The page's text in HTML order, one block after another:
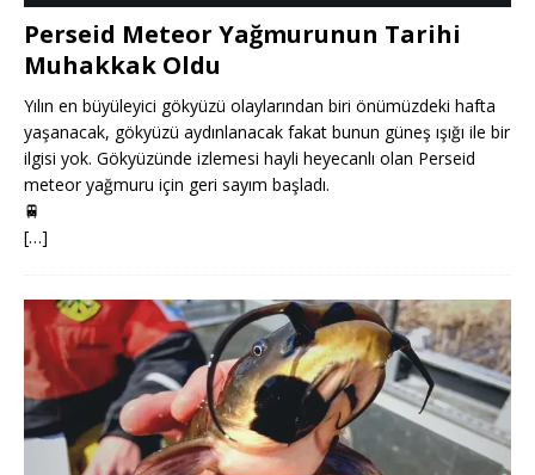
Perseid Meteor Yağmurunun Tarihi
Muhakkak Oldu
Yılın en büyüleyici gökyüzü olaylarından biri önümüzdeki hafta
yaşanacak, gökyüzü aydınlanacak fakat bunun güneş ışığı ile bir
ilgisi yok. Gökyüzünde izlemesi hayli heyecanlı olan Perseid
meteor yağmuru için geri sayım başladı.
🚆
[…]